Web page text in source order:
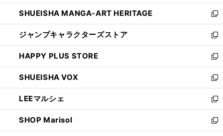
開
く
ウ
で
開
く
し
い
ウ
ィ
ン
ド
ウ
で
開
く
SHUEISHA MANGA-ART HERITAGE
新
し
い
ウ
ィ
ン
ド
ウ
で
開
く
ジャンプキャラクターズストア
新
し
い
ウ
ィ
ン
ド
ウ
で
開
HAPPY PLUS STORE
新
し
い
ウ
ィ
ン
ド
ウ
SHUEISHA VOX
新
し
い
ウ
ィ
ン
LEEマルシェ
新
し
い
ウ
SHOP Marisol
新
し